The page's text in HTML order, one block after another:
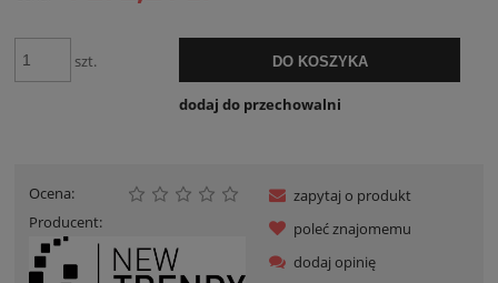
szt. DO KOSZYKA
dodaj do przechowalni
Ocena:
Producent:
zapytaj o produkt
poleć znajomemu
dodaj opinię